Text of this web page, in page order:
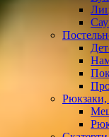
Рюкзаки,